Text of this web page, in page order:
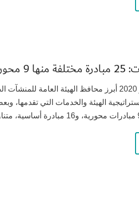
مجلة تحالف – 6 سبتمبر 2020 أبرز محافظ الهيئة
الهيئة والخدمات التي تقدمها،